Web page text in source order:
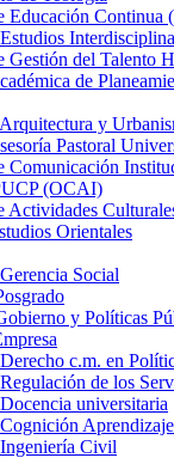
Educación Continua
Gestión del Talento
de
y
Pastoral
Comunicación
(OCAI)
Actividades
Orientales
Social
y Políticas
c.m. en
de los
universitaria
Civil